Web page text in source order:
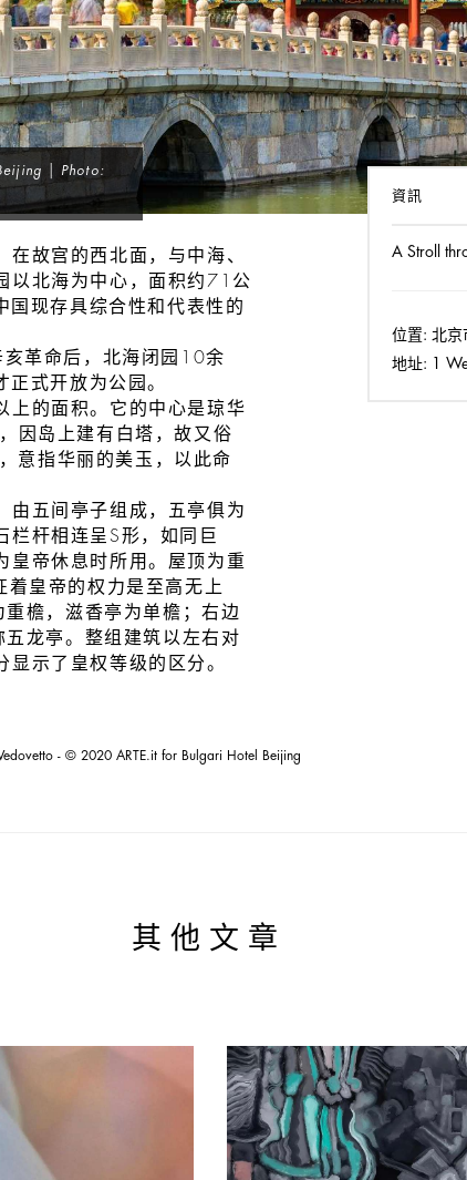
| Photo:
資訊
A Stroll
位置: 北京
地址: 1
故宫的西北面，与中海、
以北海为中心，面积约71公
现存具综合性和代表性的
革命后，北海闭园10余
式开放为公园。
上的面积。它的中心是琼华
因岛上建有白塔，故又俗
意指华丽的美玉，以此命
由五间亭子组成，五亭俱为
栏杆相连呈S形，如同巨
皇帝休息时所用。屋顶为重
着皇帝的权力是至高无上
重檐，滋香亭为单檐；右边
五龙亭。整组建筑以左右对
显示了皇权等级的区分。
- © 2020 ARTE.it for Bulgari Hotel Beijing
其他文章